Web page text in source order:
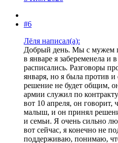
#6
Лëля написал(а):
Добрый день. Мы с мужем
в январе я забеременела и
расписались. Разговоры
января, но я была против и
решение не будет общим,
армии служил по
вот 10 апреля, он говорит,
малыш, и он принял
и семьи. Я очень сильно
вот сейчас, я конечно не
поддерживаю, понимаю,